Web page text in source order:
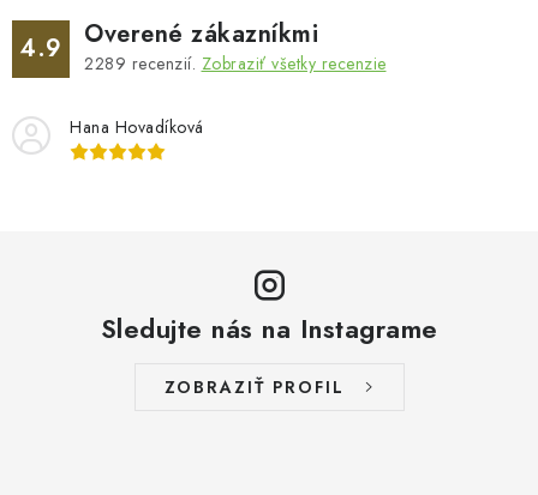
4.9 Overené zákazníkmi
2289 recenzií. Zobraziť všetky recenzie
Hana Hovadíková
Sledujte nás na Instagrame
ZOBRAZIŤ PROFIL